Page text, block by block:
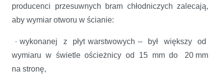
producenci przesuwnych bram chłodniczych zalecają,
aby wymiar otworu w ścianie:
· wykonanej z płyt warstwowych – był większy od
wymiaru w świetle ościeżnicy od 15 mm do 20 mm
na stronę,